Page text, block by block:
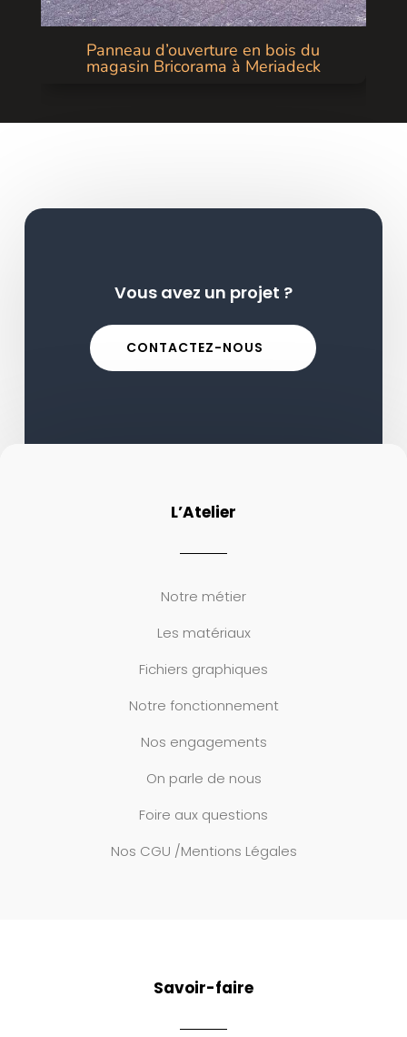
Panneau d’ouverture en bois du
magasin Bricorama à Meriadeck
Vous avez un projet ?
CONTACTEZ-NOUS
L’Atelier
Notre métier
Les matériaux
Fichiers graphiques
Notre fonctionnement
Nos engagements
On parle de nous
Foire aux questions
Nos CGU /Mentions Légales
Savoir-faire